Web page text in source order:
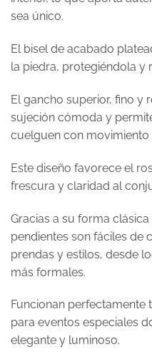
sea único.
El bisel de acabado
la piedra, protegiéndola y
El gancho superior, fino y
sujeción cómoda y
cuelguen con movimiento
Este diseño favorece el
frescura y claridad al
Gracias a su forma
pendientes son fáciles de
prendas y estilos, desde
más formales.
Funcionan perfectamente
para eventos especiales
elegante y luminoso.